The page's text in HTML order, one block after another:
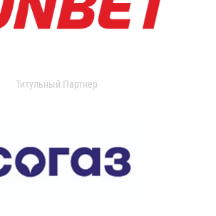
Титульный Партнер